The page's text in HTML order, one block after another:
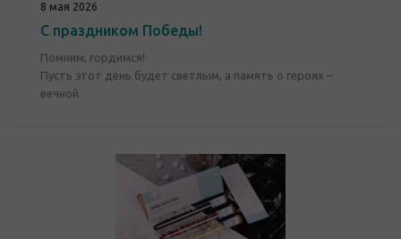
8 мая 2026
С праздником Победы!
Помним, гордимся!
Пусть этот день будет светлым, а память о героях –
вечной.